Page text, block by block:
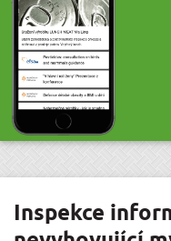
Inspekce